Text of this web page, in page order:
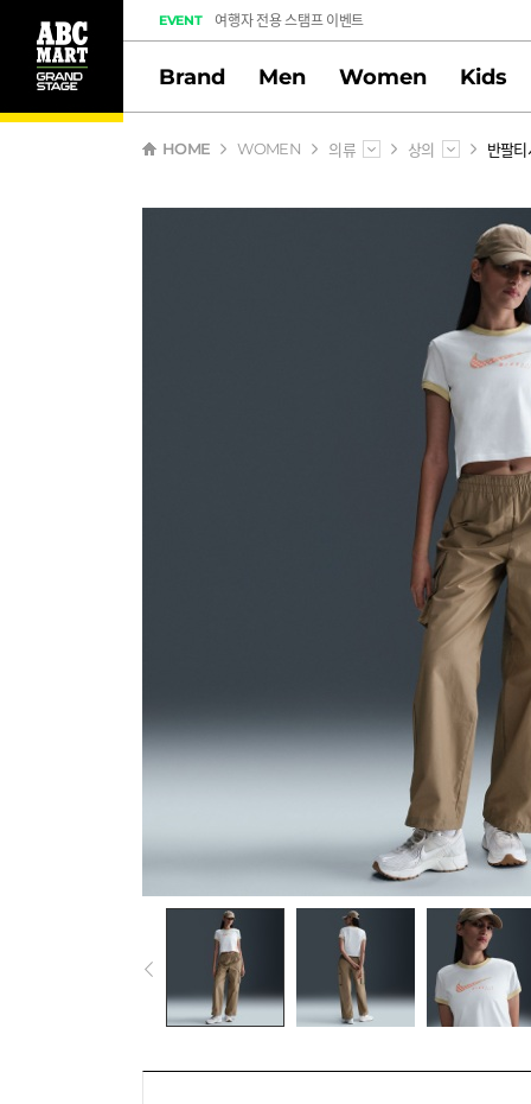
EVENT
여행자 전용 스탬프 이벤트
멤버십 스탬프 활동 만족도 조사 당첨자 안내
Brand Men Women Kids
HOME WOMEN 의류 상의 반팔